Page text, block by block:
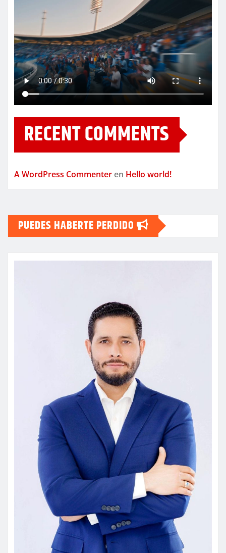
RECENT COMMENTS
A WordPress Commenter en Hello world!
PUEDES HABERTE PERDIDO